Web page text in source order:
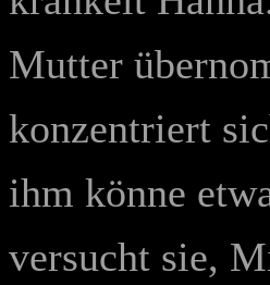
Mutter
konzentriert
ihm könne
versucht sie,